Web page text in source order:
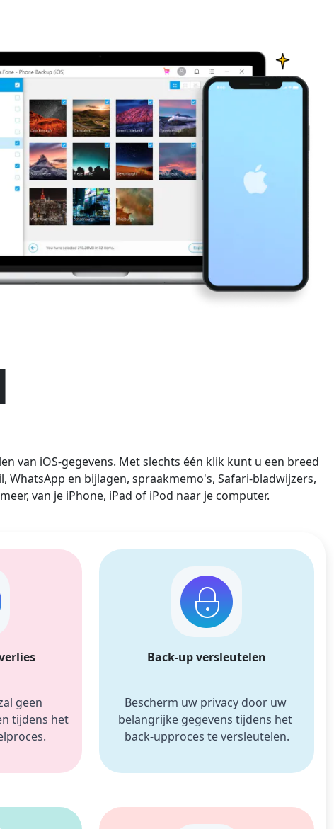
van iOS-gegevens. Met slechts één klik kunt u een breed
en bijlagen, spraakmemo's, Safari-bladwijzers,
van je iPhone, iPad of iPod naar je computer.
geen
tijdens het
Back-up versleutelen
Bescherm uw privacy door uw
belangrijke gegevens tijdens het
back-upproces te versleutelen.
Svenska
русский